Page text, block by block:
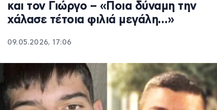
και τον Γιώργο – «Ποια δύναμη την
χάλασε τέτοια φιλιά μεγάλη…»
09.05.2026, 17:06